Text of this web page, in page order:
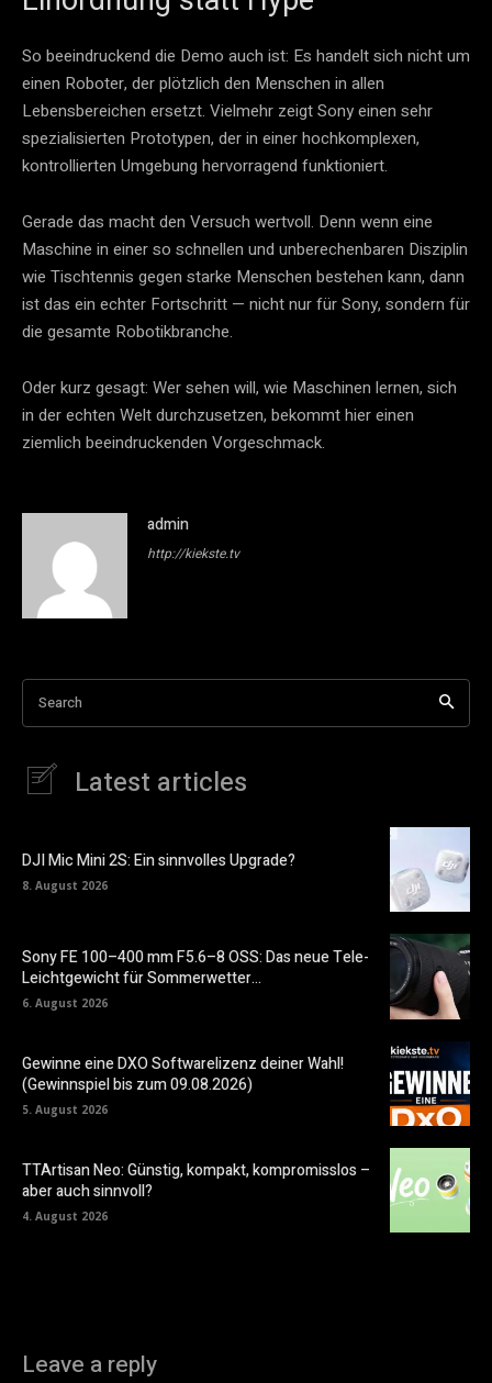
So beeindruckend die Demo auch ist: Es handelt sich nicht um
einen Roboter, der plötzlich den Menschen in allen
Lebensbereichen ersetzt. Vielmehr zeigt Sony einen sehr
spezialisierten Prototypen, der in einer hochkomplexen,
kontrollierten Umgebung hervorragend funktioniert.
Gerade das macht den Versuch wertvoll. Denn wenn eine
Maschine in einer so schnellen und unberechenbaren Disziplin
wie Tischtennis gegen starke Menschen bestehen kann, dann
ist das ein echter Fortschritt — nicht nur für Sony, sondern für
die gesamte Robotikbranche.
Oder kurz gesagt: Wer sehen will, wie Maschinen lernen, sich
in der echten Welt durchzusetzen, bekommt hier einen
ziemlich beeindruckenden Vorgeschmack.
admin
http://kiekste.tv
Search
Latest articles
DJI Mic Mini 2S: Ein sinnvolles Upgrade?
8. August 2026
Sony FE 100–400 mm F5.6–8 OSS: Das neue Tele-
Leichtgewicht für Sommerwetter…
6. August 2026
Gewinne eine DXO Softwarelizenz deiner Wahl!
(Gewinnspiel bis zum 09.08.2026)
5. August 2026
TTArtisan Neo: Günstig, kompakt, kompromisslos –
aber auch sinnvoll?
4. August 2026
Leave a reply